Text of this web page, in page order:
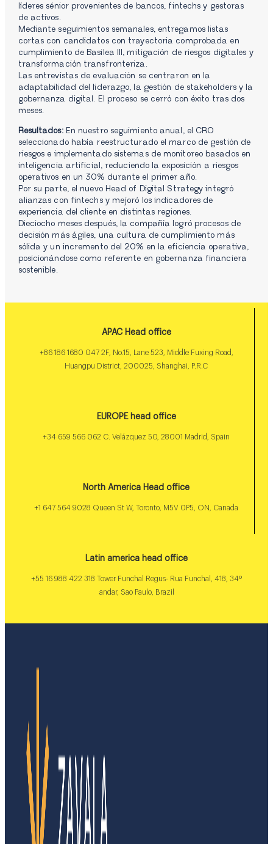
líderes sénior provenientes de bancos, fintechs y gestoras
de activos.
Mediante seguimientos semanales, entregamos listas
cortas con candidatos con trayectoria comprobada en
cumplimiento de Basilea III, mitigación de riesgos digitales y
transformación transfronteriza.
Las entrevistas de evaluación se centraron en la
adaptabilidad del liderazgo, la gestión de stakeholders y la
gobernanza digital. El proceso se cerró con éxito tras dos
meses.
Resultados: En nuestro seguimiento anual, el CRO
seleccionado había reestructurado el marco de gestión de
riesgos e implementado sistemas de monitoreo basados en
inteligencia artificial, reduciendo la exposición a riesgos
operativos en un 30% durante el primer año.
Por su parte, el nuevo Head of Digital Strategy integró
alianzas con fintechs y mejoró los indicadores de
experiencia del cliente en distintas regiones.
Dieciocho meses después, la compañía logró procesos de
decisión más ágiles, una cultura de cumplimiento más
sólida y un incremento del 20% en la eficiencia operativa,
posicionándose como referente en gobernanza financiera
sostenible.
APAC Head office
+86 186 1680 047 2F, No.15, Lane 523, Middle Fuxing Road,
Huangpu District, 200025, Shanghai, P.R.C
EUROPE head office
+34 659 566 062 C. Velázquez 50, 28001 Madrid, Spain
North America Head office
+1 647 564 9028 Queen St W, Toronto, M5V 0P5, ON, Canada
Latin america head office
+55 16 988 422 318 Tower Funchal Regus- Rua Funchal, 418, 34º
andar, Sao Paulo, Brazil